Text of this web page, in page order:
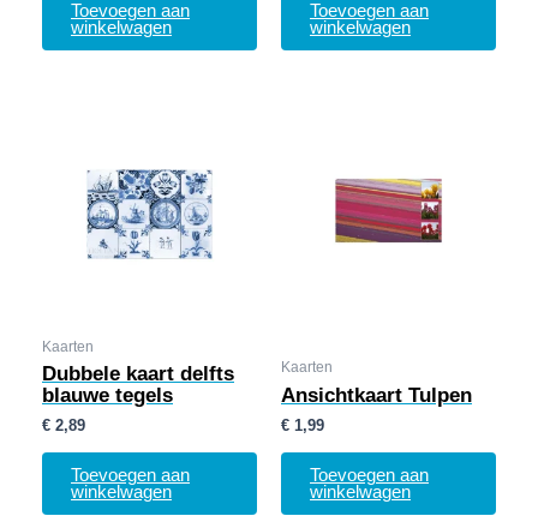
Toevoegen aan
winkelwagen
Toevoegen aan
winkelwagen
Kaarten
Dubbele kaart delfts
blauwe tegels
€ 2,89
Toevoegen aan
winkelwagen
Kaarten
Ansichtkaart Tulpen
€ 1,99
Toevoegen aan
winkelwagen